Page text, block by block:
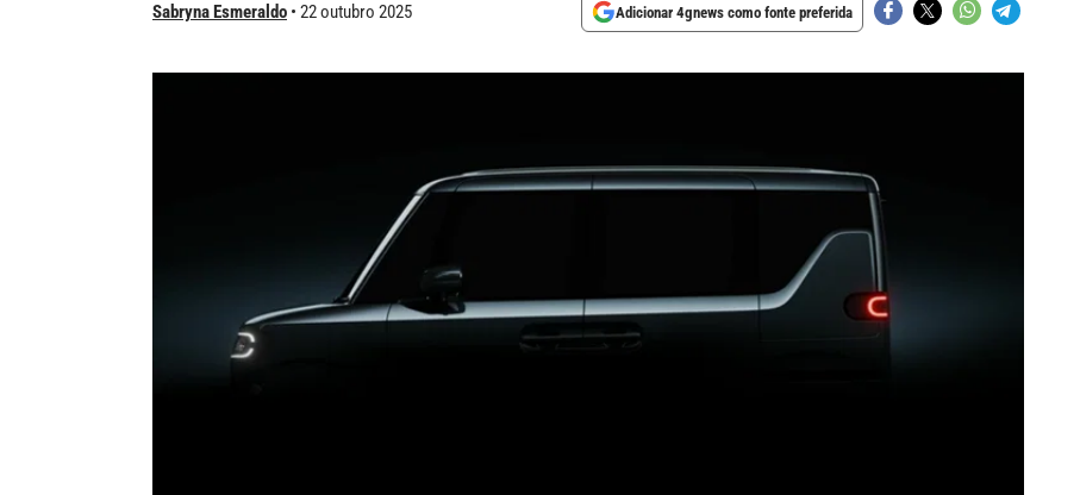
Sabryna Esmeraldo 22 outubro 2025 Adicionar 4gnews como fonte preferida